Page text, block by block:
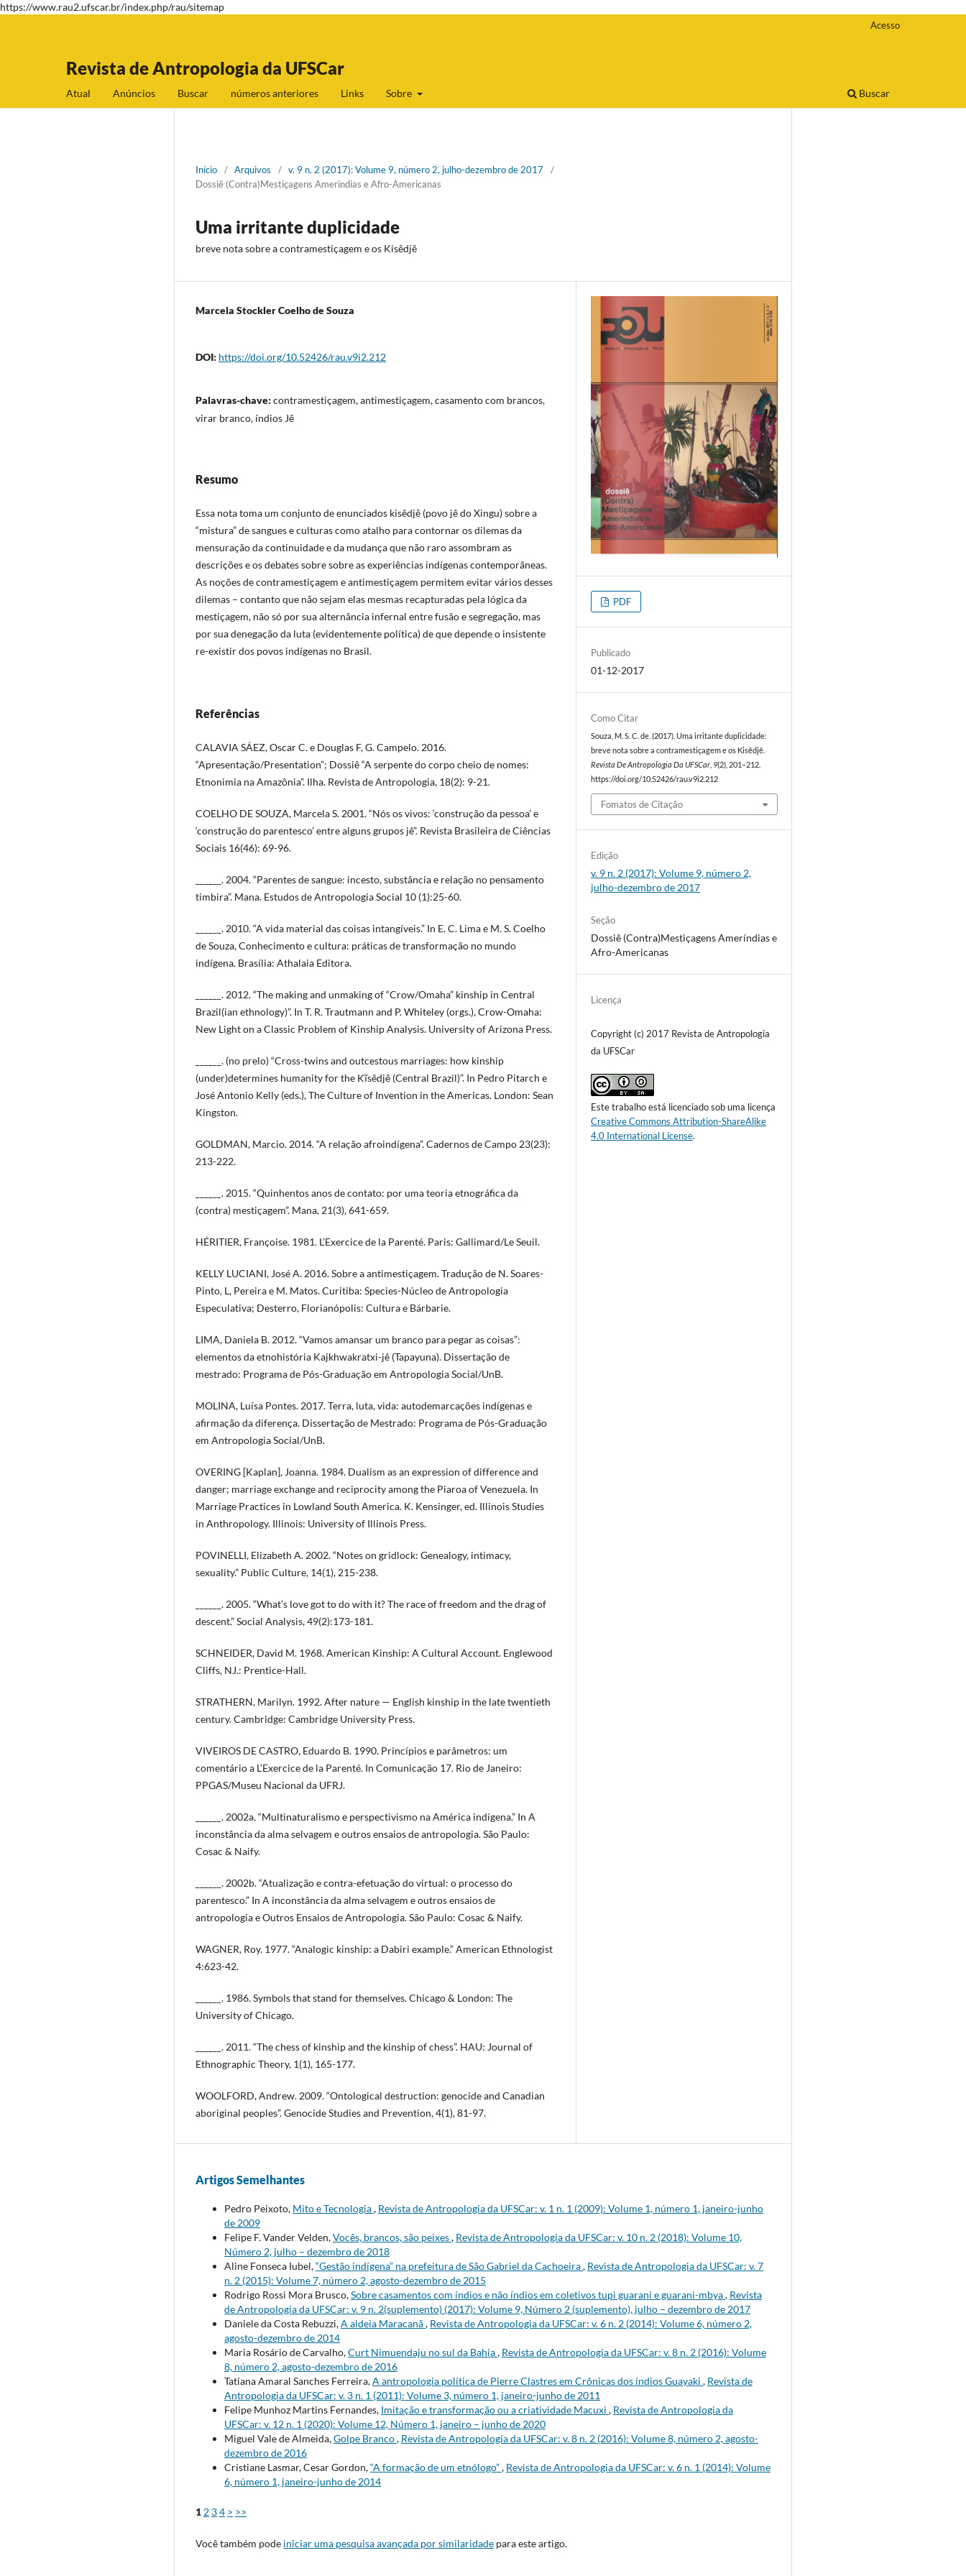
https://www.rau2.ufscar.br/index.php/rau/sitemap
Revista de Antropologia da UFSCar
Atual Anúncios Buscar números anteriores Links Sobre Buscar
Acesso
Início / Arquivos / v. 9 n. 2 (2017): Volume 9, número 2, julho-dezembro de 2017
/
Dossiê (Contra)Mestiçagens Ameríndias e Afro-Americanas
Uma irritante duplicidade
breve nota sobre a contramestiçagem e os Kisêdjê
Marcela Stockler Coelho de Souza
DOI: https://doi.org/10.52426/rau.v9i2.212
Palavras-chave: contramestiçagem, antimestiçagem, casamento com brancos,
virar branco, índios Jê
Resumo
Essa nota toma um conjunto de enunciados kisêdjê (povo jê do Xingu) sobre a
“mistura” de sangues e culturas como atalho para contornar os dilemas da
mensuração da continuidade e da mudança que não raro assombram as
descrições e os debates sobre sobre as experiências indígenas contemporâneas.
As noções de contramestiçagem e antimestiçagem permitem evitar vários desses
dilemas – contanto que não sejam elas mesmas recapturadas pela lógica da
mestiçagem, não só por sua alternância infernal entre fusão e segregação, mas
por sua denegação da luta (evidentemente política) de que depende o insistente
re-existir dos povos indígenas no Brasil.
Referências
CALAVIA SÁEZ, Oscar C. e Douglas F, G. Campelo. 2016.
“Apresentação/Presentation”; Dossiê “A serpente do corpo cheio de nomes:
Etnonimia na Amazônia”. Ilha. Revista de Antropologia, 18(2): 9-21.
COELHO DE SOUZA, Marcela S. 2001. “Nós os vivos: ‘construção da pessoa’ e
‘construção do parentesco’ entre alguns grupos jê”. Revista Brasileira de Ciências
Sociais 16(46): 69-96.
______. 2004. “Parentes de sangue: incesto, substância e relação no pensamento
timbira”. Mana. Estudos de Antropologia Social 10 (1):25-60.
______. 2010. “A vida material das coisas intangíveis.” In E. C. Lima e M. S. Coelho
de Souza, Conhecimento e cultura: práticas de transformação no mundo
indígena. Brasília: Athalaia Editora.
______. 2012. “The making and unmaking of “Crow/Omaha” kinship in Central
Brazil(ian ethnology)”. In T. R. Trautmann and P. Whiteley (orgs.), Crow-Omaha:
New Light on a Classic Problem of Kinship Analysis. University of Arizona Press.
______. (no prelo) “Cross-twins and outcestous marriages: how kinship
(under)determines humanity for the Kĩsêdjê (Central Brazil)”. In Pedro Pitarch e
José Antonio Kelly (eds.), The Culture of Invention in the Americas. London: Sean
Kingston.
GOLDMAN, Marcio. 2014. “A relação afroindígena”. Cadernos de Campo 23(23):
213-222.
______. 2015. “Quinhentos anos de contato: por uma teoria etnográfica da
(contra) mestiçagem”. Mana, 21(3), 641-659.
HÉRITIER, Françoise. 1981. L’Exercice de la Parenté. Paris: Gallimard/Le Seuil.
KELLY LUCIANI, José A. 2016. Sobre a antimestiçagem. Tradução de N. Soares-
Pinto, L, Pereira e M. Matos. Curitiba: Species-Núcleo de Antropologia
Especulativa; Desterro, Florianópolis: Cultura e Bárbarie.
LIMA, Daniela B. 2012. “Vamos amansar um branco para pegar as coisas”:
elementos da etnohistória Kajkhwakratxi-jê (Tapayuna). Dissertação de
mestrado: Programa de Pós-Graduação em Antropologia Social/UnB.
MOLINA, Luísa Pontes. 2017. Terra, luta, vida: autodemarcações indígenas e
afirmação da diferença. Dissertação de Mestrado: Programa de Pós-Graduação
em Antropologia Social/UnB.
OVERING [Kaplan], Joanna. 1984. Dualism as an expression of difference and
danger; marriage exchange and reciprocity among the Piaroa of Venezuela. In
Marriage Practices in Lowland South America. K. Kensinger, ed. Illinois Studies
in Anthropology. Illinois: University of Illinois Press.
POVINELLI, Elizabeth A. 2002. “Notes on gridlock: Genealogy, intimacy,
sexuality.” Public Culture, 14(1), 215-238.
______. 2005. “What’s love got to do with it? The race of freedom and the drag of
descent.” Social Analysis, 49(2):173-181.
SCHNEIDER, David M. 1968. American Kinship: A Cultural Account. Englewood
Cliffs, NJ.: Prentice-Hall.
STRATHERN, Marilyn. 1992. After nature — English kinship in the late twentieth
century. Cambridge: Cambridge University Press.
VIVEIROS DE CASTRO, Eduardo B. 1990. Princípios e parâmetros: um
comentário a L’Exercice de la Parenté. In Comunicação 17. Rio de Janeiro:
PPGAS/Museu Nacional da UFRJ.
______. 2002a. “Multinaturalismo e perspectivismo na América indígena.” In A
inconstância da alma selvagem e outros ensaios de antropologia. São Paulo:
Cosac & Naify.
______. 2002b. “Atualização e contra-efetuação do virtual: o processo do
parentesco.” In A inconstância da alma selvagem e outros ensaios de
antropologia e Outros Ensaios de Antropologia. São Paulo: Cosac & Naify.
WAGNER, Roy. 1977. “Analogic kinship: a Dabiri example.” American Ethnologist
4:623-42.
______. 1986. Symbols that stand for themselves. Chicago & London: The
University of Chicago.
______. 2011. “The chess of kinship and the kinship of chess”. HAU: Journal of
Ethnographic Theory, 1(1), 165-177.
WOOLFORD, Andrew. 2009. “Ontological destruction: genocide and Canadian
aboriginal peoples”. Genocide Studies and Prevention, 4(1), 81-97.
PDF
Publicado
01-12-2017
Como Citar
Souza, M. S. C. de. (2017). Uma irritante duplicidade:
breve nota sobre a contramestiçagem e os Kisêdjê.
Revista De Antropologia Da UFSCar 9(2), 201–212.
https://doi.org/10.52426/rau.v9i2.212
Fomatos de Citação
Edição
v. 9 n. 2 (2017): Volume 9, número 2,
julho-dezembro de 2017
Seção
Dossiê (Contra)Mestiçagens Ameríndias e
Afro-Americanas
Licença
Copyright (c) 2017 Revista de Antropologia
da UFSCar
Este trabalho está licenciado sob uma licença
Creative Commons Attribution-ShareAlike
4.0 International License.
Artigos Semelhantes
Pedro Peixoto, Mito e Tecnologia, Revista de Antropologia da UFSCar: v. 1 n. 1 (2009): Volume 1, número 1, janeiro-junho
de 2009
Felipe F. Vander Velden,Vocês, brancos, são peixes, Revista de Antropologia da UFSCar: v. 10 n. 2 (2018): Volume 10,
Número 2, julho – dezembro de 2018
Aline Fonseca Iubel,“Gestão indígena” na prefeitura de São Gabriel da Cachoeira, Revista de Antropologia da UFSCar: v. 7
n. 2 (2015): Volume 7, número 2, agosto-dezembro de 2015
Rodrigo Rossi Mora Brusco,Sobre casamentos com índios e não índios em coletivos tupi guarani e guarani-mbya, Revista
de Antropologia da UFSCar: v. 9 n. 2(suplemento) (2017): Volume 9, Número 2 (suplemento), julho – dezembro de 2017
Daniele da Costa Rebuzzi,A aldeia Maracanã, Revista de Antropologia da UFSCar: v. 6 n. 2 (2014): Volume 6, número 2,
agosto-dezembro de 2014
Maria Rosário de Carvalho,Curt Nimuendaju no sul da Bahia, Revista de Antropologia da UFSCar: v. 8 n. 2 (2016): Volume
8, número 2, agosto-dezembro de 2016
Tatiana Amaral Sanches Ferreira,A antropologia política de Pierre Clastres em Crônicas dos índios Guayaki , Revista de
Antropologia da UFSCar: v. 3 n. 1 (2011): Volume 3, número 1, janeiro-junho de 2011
Felipe Munhoz Martins Fernandes, Imitação e transformação ou a criatividade Macuxi , Revista de Antropologia da
UFSCar: v. 12 n. 1 (2020): Volume 12, Número 1, janeiro – junho de 2020
Miguel Vale de Almeida,Golpe Branco, Revista de Antropologia da UFSCar: v. 8 n. 2 (2016): Volume 8, número 2, agosto-
dezembro de 2016
Cristiane Lasmar, Cesar Gordon,“A formação de um etnólogo”, Revista de Antropologia da UFSCar: v. 6 n. 1 (2014): Volume
6, número 1, janeiro-junho de 2014
1 2 34 > >>
Você também pode iniciar uma pesquisa avançada por similaridade para este artigo.